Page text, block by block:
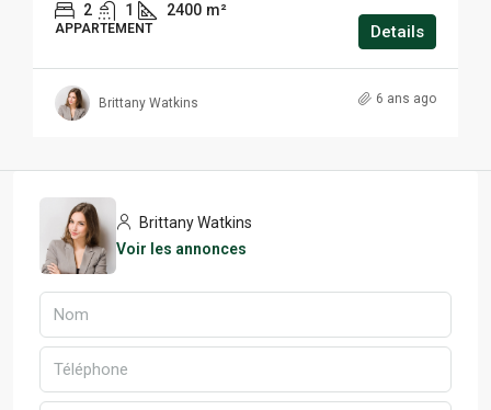
2 1 2400 m²
APPARTEMENT Details
Brittany Watkins 6 ans ago
Brittany Watkins
Voir les annonces